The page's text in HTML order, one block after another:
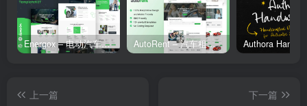
Energox – 电动汽车充电站 Elementor 模板套件 AutoRent – 汽车租赁服务 Elementor 模板套件
上一篇
下一篇